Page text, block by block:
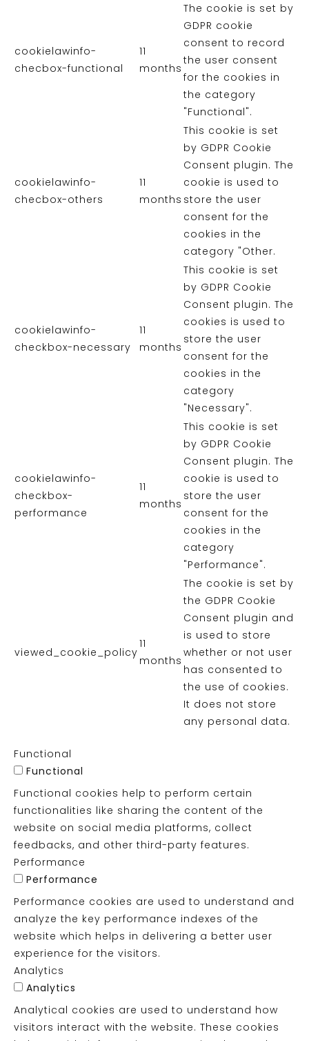
cookielawinfo-
checbox-functional
11
months
The cookie is set by
GDPR cookie
consent to record
the user consent
for the cookies in
the category
"Functional".
cookielawinfo-
checbox-others
11
months
This cookie is set
by GDPR Cookie
Consent plugin. The
cookie is used to
store the user
consent for the
cookies in the
category "Other.
cookielawinfo-
checkbox-necessary
11
months
This cookie is set
by GDPR Cookie
Consent plugin. The
cookies is used to
store the user
consent for the
cookies in the
category
"Necessary".
cookielawinfo-
checkbox-
performance
11
months
This cookie is set
by GDPR Cookie
Consent plugin. The
cookie is used to
store the user
consent for the
cookies in the
category
"Performance".
viewed_cookie_policy
11
months
The cookie is set by
the GDPR Cookie
Consent plugin and
is used to store
whether or not user
has consented to
the use of cookies.
It does not store
any personal data.
Functional
Functional
Functional cookies help to perform certain
functionalities like sharing the content of the
website on social media platforms, collect
feedbacks, and other third-party features.
Performance
Performance
Performance cookies are used to understand and
analyze the key performance indexes of the
website which helps in delivering a better user
experience for the visitors.
Analytics
Analytics
Analytical cookies are used to understand how
visitors interact with the website. These cookies